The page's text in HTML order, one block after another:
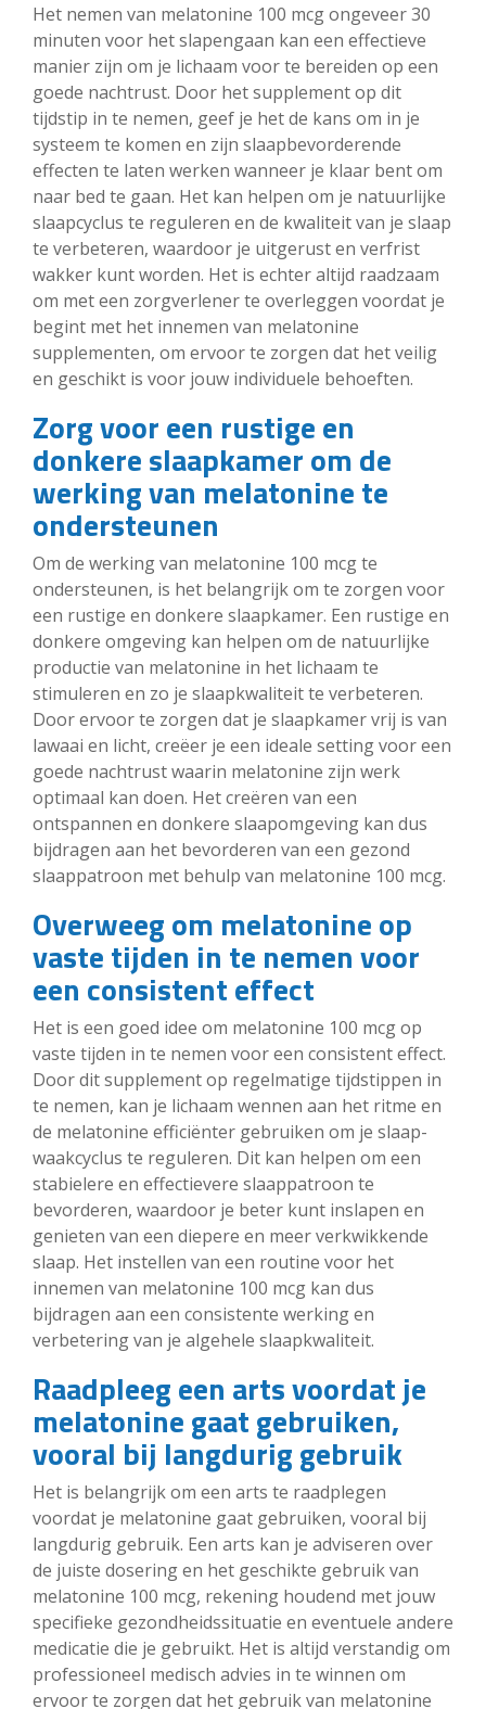
Het nemen van melatonine 100 mcg ongeveer 30
minuten voor het slapengaan kan een effectieve
manier zijn om je lichaam voor te bereiden op een
goede nachtrust. Door het supplement op dit
tijdstip in te nemen, geef je het de kans om in je
systeem te komen en zijn slaapbevorderende
effecten te laten werken wanneer je klaar bent om
naar bed te gaan. Het kan helpen om je natuurlijke
slaapcyclus te reguleren en de kwaliteit van je slaap
te verbeteren, waardoor je uitgerust en verfrist
wakker kunt worden. Het is echter altijd raadzaam
om met een zorgverlener te overleggen voordat je
begint met het innemen van melatonine
supplementen, om ervoor te zorgen dat het veilig
en geschikt is voor jouw individuele behoeften.
Zorg voor een rustige en
donkere slaapkamer om de
werking van melatonine te
ondersteunen
Om de werking van melatonine 100 mcg te
ondersteunen, is het belangrijk om te zorgen voor
een rustige en donkere slaapkamer. Een rustige en
donkere omgeving kan helpen om de natuurlijke
productie van melatonine in het lichaam te
stimuleren en zo je slaapkwaliteit te verbeteren.
Door ervoor te zorgen dat je slaapkamer vrij is van
lawaai en licht, creëer je een ideale setting voor een
goede nachtrust waarin melatonine zijn werk
optimaal kan doen. Het creëren van een
ontspannen en donkere slaapomgeving kan dus
bijdragen aan het bevorderen van een gezond
slaappatroon met behulp van melatonine 100 mcg.
Overweeg om melatonine op
vaste tijden in te nemen voor
een consistent effect
Het is een goed idee om melatonine 100 mcg op
vaste tijden in te nemen voor een consistent effect.
Door dit supplement op regelmatige tijdstippen in
te nemen, kan je lichaam wennen aan het ritme en
de melatonine efficiënter gebruiken om je slaap-
waakcyclus te reguleren. Dit kan helpen om een
stabielere en effectievere slaappatroon te
bevorderen, waardoor je beter kunt inslapen en
genieten van een diepere en meer verkwikkende
slaap. Het instellen van een routine voor het
innemen van melatonine 100 mcg kan dus
bijdragen aan een consistente werking en
verbetering van je algehele slaapkwaliteit.
Raadpleeg een arts voordat je
melatonine gaat gebruiken,
vooral bij langdurig gebruik
Het is belangrijk om een arts te raadplegen
voordat je melatonine gaat gebruiken, vooral bij
langdurig gebruik. Een arts kan je adviseren over
de juiste dosering en het geschikte gebruik van
melatonine 100 mcg, rekening houdend met jouw
specifieke gezondheidssituatie en eventuele andere
medicatie die je gebruikt. Het is altijd verstandig om
professioneel medisch advies in te winnen om
ervoor te zorgen dat het gebruik van melatonine